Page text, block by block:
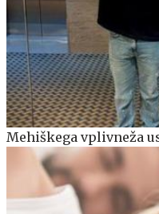
Mehiškega vplivneža